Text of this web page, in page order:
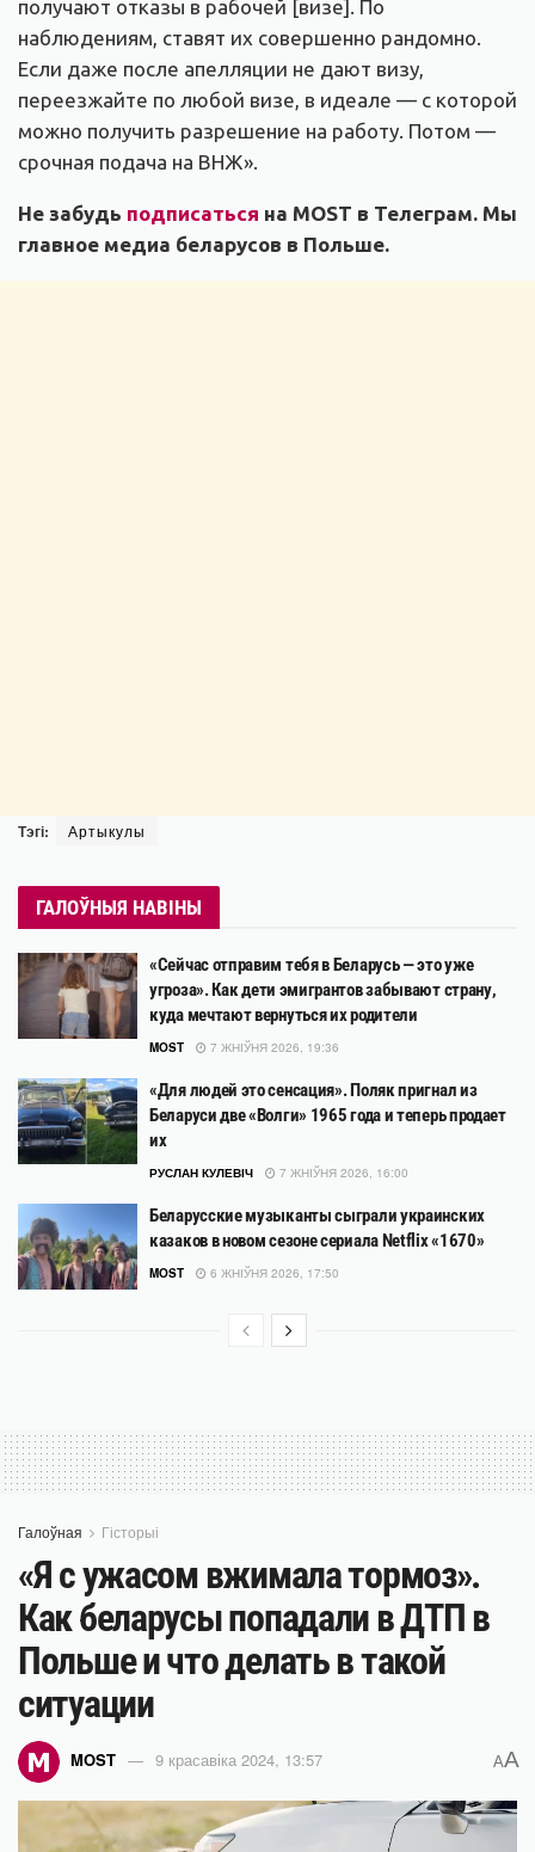
получают отказы в рабочей [визе]. По
наблюдениям, ставят их совершенно рандомно.
Если даже после апелляции не дают визу,
переезжайте по любой визе, в идеале — с которой
можно получить разрешение на работу. Потом —
срочная подача на ВНЖ».
Не забудь подписаться на MOST в Телеграм. Мы
главное медиа беларусов в Польше.
Тэгі: Артыкулы
ГАЛОЎНЫЯ НАВІНЫ
«Сейчас отправим тебя в Беларусь — это уже
угроза». Как дети эмигрантов забывают страну,
куда мечтают вернуться их родители
MOST 7 ЖНІЎНЯ 2026, 19:36
«Для людей это сенсация». Поляк пригнал из
Беларуси две «Волги» 1965 года и теперь продает
их
РУСЛАН КУЛЕВІЧ 7 ЖНІЎНЯ 2026, 16:00
Беларусские музыканты сыграли украинских
казаков в новом сезоне сериала Netflix «1670»
MOST 6 ЖНІЎНЯ 2026, 17:50
Галоўная Гісторыі
«Я с ужасом вжимала тормоз».
Как беларусы попадали в ДТП в
Польше и что делать в такой
ситуации
MOST 9 красавіка 2024, 13:57 AA